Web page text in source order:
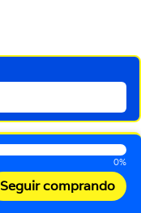
0%
Seguir comprando